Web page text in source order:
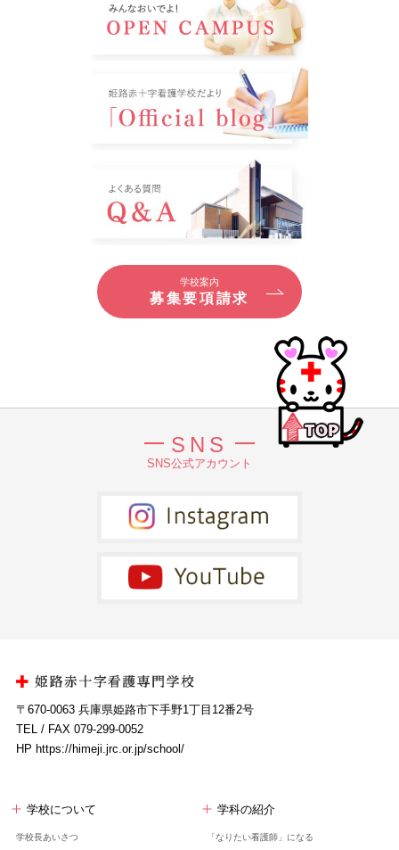
学校案内
募集要項請求
SNS
SNS公式アカウント
〒670-0063 兵庫県姫路市下手野1丁目12番2号
TEL / FAX 079-299-0052
HP https://himeji.jrc.or.jp/school/
学校について
学校長あいさつ
学科の紹介
「なりたい看護師」になる